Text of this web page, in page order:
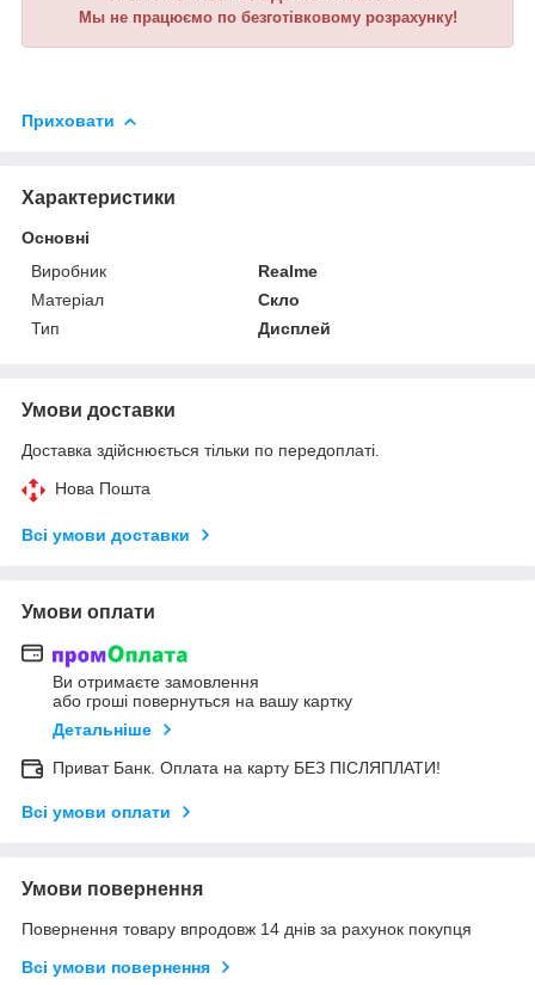
Мы не працюємо по безготівковому розрахунку!
Приховати
Характеристики
Основні
Виробник
Realme
Матеріал
Скло
Тип
Дисплей
Умови доставки
Доставка здійснюється тільки по передоплаті.
Нова Пошта
Всі умови доставки
Умови оплати
Ви отримаєте замовлення
або гроші повернуться на вашу картку
Детальніше
Приват Банк. Оплата на карту БЕЗ ПІСЛЯПЛАТИ!
Всі умови оплати
Умови повернення
Повернення товару впродовж 14 днів за рахунок покупця
Всі умови повернення